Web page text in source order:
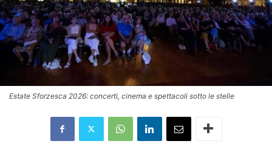
Estate Sforzesca 2026: concerti, cinema e spettacoli sotto le stelle